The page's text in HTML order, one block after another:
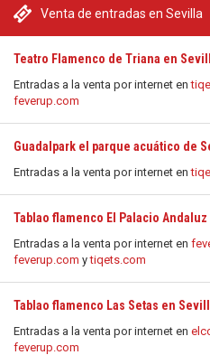
Venta de entradas en Sevilla
Teatro Flamenco de Triana en
Entradas a la venta por internet en
feverup.com
Guadalpark el parque acuático de
Entradas a la venta por internet en
Tablao flamenco El Palacio
Entradas a la venta por internet en
feverup.com ytiqets.com
Tablao flamenco Las Setas en
Entradas a la venta por internet en
feverup.com